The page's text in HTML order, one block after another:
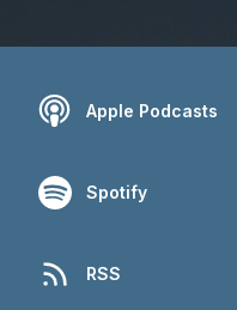
Apple Podcasts
Spotify
RSS